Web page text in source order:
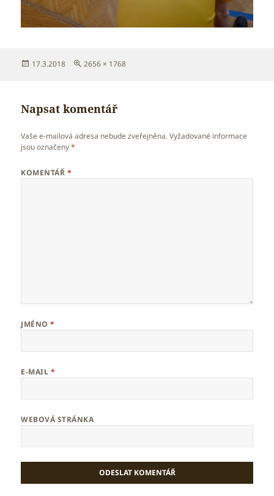
Publikováno:
17.3.2018
Původní
2656 × 1768
Napsat komentář
Vaše e-mailová adresa nebude zveřejněna. Vyžadované informace
jsou označeny*
KOMENTÁŘ *
JMÉNO*
E-MAIL *
WEBOVÁ STRÁNKA